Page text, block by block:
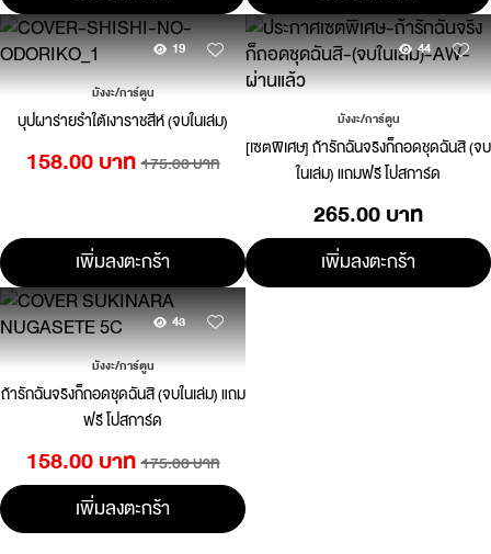
19
มังงะ/การ์ตูน
บุปผาร่ายรำใต้เงาราชสีห์ (จบในเล่ม)
158.00 บาท 175.00 บาท
เพิ่มลงตะกร้า
44
มังงะ/การ์ตูน
[เซตพิเศษ] ถ้ารักฉันจริงก็ถอดชุดฉันสิ (จบ
ในเล่ม) แถมฟรี โปสการ์ด
265.00 บาท
เพิ่มลงตะกร้า
43
มังงะ/การ์ตูน
ถ้ารักฉันจริงก็ถอดชุดฉันสิ (จบในเล่ม) แถม
ฟรี โปสการ์ด
158.00 บาท 175.00 บาท
เพิ่มลงตะกร้า